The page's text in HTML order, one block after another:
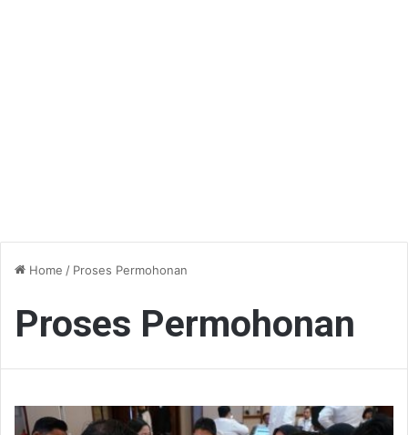
Home / Proses Permohonan
Proses Permohonan